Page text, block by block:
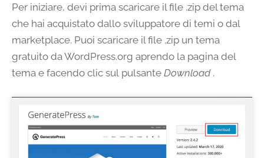
Per iniziare, devi prima scaricare il file .zip del tema
che hai acquistato dallo sviluppatore di temi o dal
marketplace. Puoi scaricare il file .zip un tema
gratuito da WordPress.org aprendo la pagina del
tema e facendo clic sul pulsante Download.